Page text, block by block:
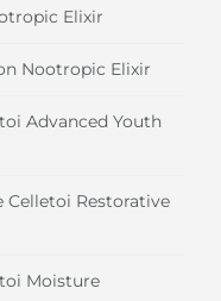
Elixir
Nootropic Elixir
Advanced Youth
Celletoi Restorative
Moisture